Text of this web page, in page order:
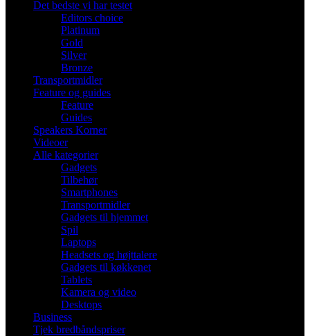
Det bedste vi har testet
Editors choice
Platinum
Gold
Silver
Bronze
Transportmidler
Feature og guides
Feature
Guides
Speakers Korner
Videoer
Alle kategorier
Gadgets
Tilbehør
Smartphones
Transportmidler
Gadgets til hjemmet
Spil
Laptops
Headsets og højttalere
Gadgets til køkkenet
Tablets
Kamera og video
Desktops
Business
Tjek bredbåndspriser